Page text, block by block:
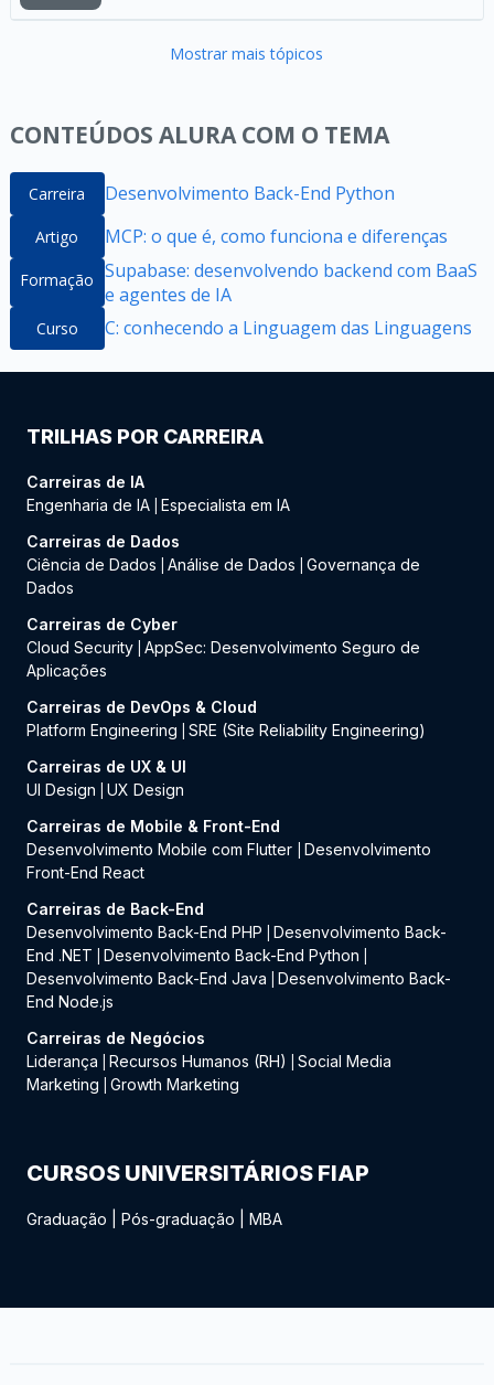
Mostrar mais tópicos
CONTEÚDOS ALURA COM O TEMA
Carreira Desenvolvimento Back-End Python
Artigo MCP: o que é, como funciona e diferenças
Formação Supabase: desenvolvendo backend com BaaS
e agentes de IA
Curso C: conhecendo a Linguagem das Linguagens
TRILHAS POR CARREIRA
Carreiras de IA
Engenharia de IA Especialista em IA
Carreiras de Dados
Ciência de Dados
Análise de Dados
Governança de
Dados
Carreiras de Cyber
Cloud Security AppSec: Desenvolvimento Seguro de
Aplicações
Carreiras de DevOps & Cloud
Platform Engineering
SRE (Site Reliability Engineering)
Carreiras de UX & UI
UI Design
UX Design
Carreiras de Mobile & Front-End
Desenvolvimento Mobile com Flutter
Desenvolvimento
Front-End React
Carreiras de Back-End
Desenvolvimento Back-End PHP
Desenvolvimento Back-
End .NET
Desenvolvimento Back-End Python
Desenvolvimento Back-End Java
Desenvolvimento Back-
End Node.js
Carreiras de Negócios
Liderança
Recursos Humanos (RH)
Social Media
Marketing
Growth Marketing
CURSOS UNIVERSITÁRIOS FIAP
Graduação Pós-graduação MBA